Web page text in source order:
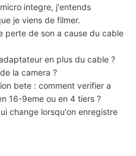
integre, j'entends
je viens de filmer.
perte de son a cause du cable
en plus du cable ?
la camera ?
bete : comment verifier a
16-9eme ou en 4 tiers ?
change lorsqu'on enregistre